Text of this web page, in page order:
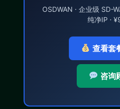
OSDWAN · 企业级 SD-
纯净IP ·
查看套
咨询